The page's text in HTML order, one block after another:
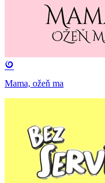
Mama, ožeň ma